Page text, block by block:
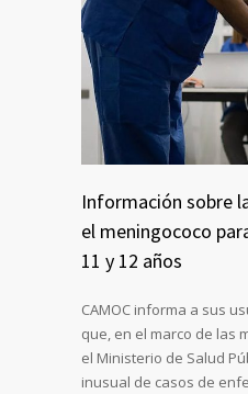
Información sobre
el meningococo
11 y 12 años
CAMOC informa a sus
que, en el marco de las
el Ministerio de Salud
inusual de casos de